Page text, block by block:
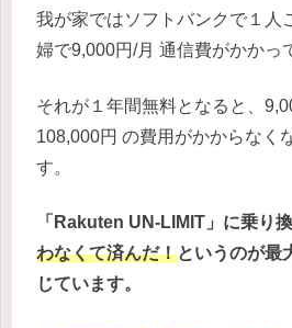
我が家ではソフトバンクで１人
婦で9,000円/月 通信費がかかっ
それが１年間無料となると、
108,000円 の費用がかからなく
す。
「Rakuten UN-LIMIT」に乗り
わなくて済んだ！というのが最
じています。